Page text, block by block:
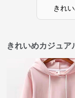
きれ
きれいめカジュア